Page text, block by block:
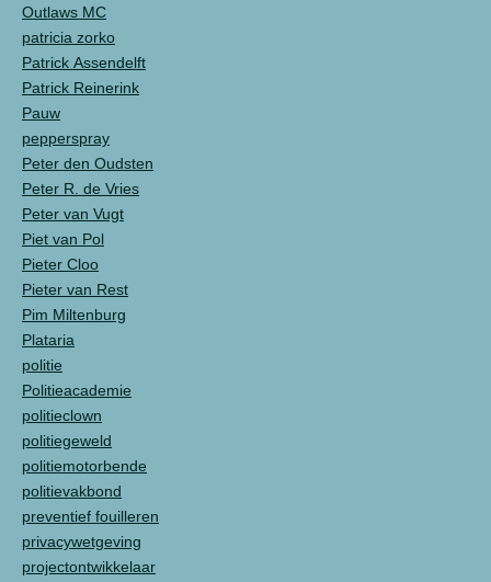
Outlaws MC
patricia zorko
Patrick Assendelft
Patrick Reinerink
Pauw
pepperspray
Peter den Oudsten
Peter R. de Vries
Peter van Vugt
Piet van Pol
Pieter Cloo
Pieter van Rest
Pim Miltenburg
Plataria
politie
Politieacademie
politieclown
politiegeweld
politiemotorbende
politievakbond
preventief fouilleren
privacywetgeving
projectontwikkelaar